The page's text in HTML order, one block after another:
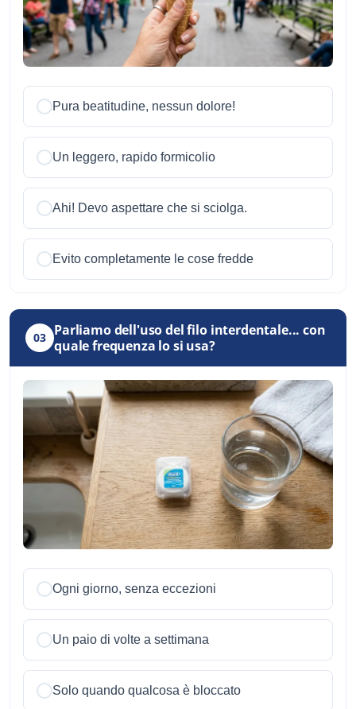
Pura beatitudine, nessun dolore!
Un leggero, rapido formicolio
Ahi! Devo aspettare che si sciolga.
Evito completamente le cose fredde
03 Parliamo dell'uso del filo interdentale... con
quale frequenza lo si usa?
Ogni giorno, senza eccezioni
Un paio di volte a settimana
Solo quando qualcosa è bloccato